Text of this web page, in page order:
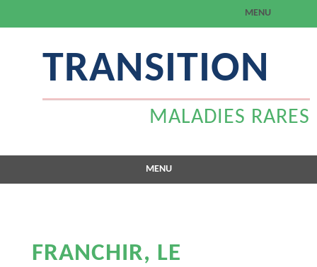
MENU
TRANSITION
MALADIES RARES
MENU
FRANCHIR, LE